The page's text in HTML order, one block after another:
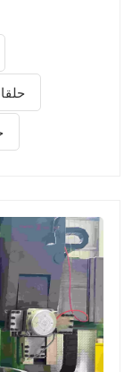
الإدارة
المؤشرات
التي يقوم بها
إلى
الكثيرون في
الهندسية